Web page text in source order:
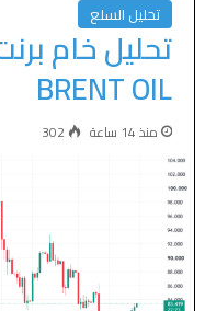
تحليل السلع
BRENT OIL
منذ 14 ساعة 302